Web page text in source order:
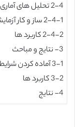
2-4 تحلیل های آماری
2-4-1 ساز و کار آزمایش
2-4-2 کاربرد ها
3- نتایج و مباحث
3-1 آماده کردن شرایط آزمایش
3-2 کاربرد ها
4- نتایج